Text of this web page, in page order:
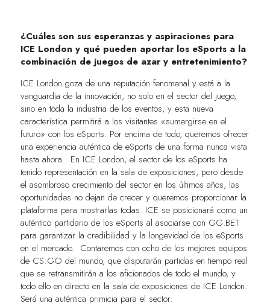
¿Cuáles son sus esperanzas y aspiraciones para
ICE London y qué pueden aportar los eSports a la
combinación de juegos de azar y entretenimiento?
ICE London goza de una reputación fenomenal y está a la
vanguardia de la innovación, no solo en el sector del juego,
sino en toda la industria de los eventos, y esta nueva
característica permitirá a los visitantes «sumergirse en el
futuro» con los eSports. Por encima de todo, queremos ofrecer
una experiencia auténtica de eSports de una forma nunca vista
hasta ahora. En ICE London, el sector de los eSports ha
tenido representación en la sala de exposiciones, pero desde
el asombroso crecimiento del sector en los últimos años, las
oportunidades no dejan de crecer y queremos proporcionar la
plataforma para mostrarlas todas. ICE se posicionará como un
auténtico partidario de los eSports al asociarse con GG.BET
para garantizar la credibilidad y la longevidad de los eSports
en el mercado. Contaremos con ocho de los mejores equipos
de CS:GO del mundo, que disputarán partidas en tiempo real
que se retransmitirán a los aficionados de todo el mundo, y
todo ello en directo en la sala de exposiciones de ICE London.
Será una auténtica primicia para el sector.